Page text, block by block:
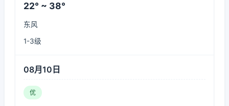
22° ~ 38°
东风
1-3级
08月10日
优